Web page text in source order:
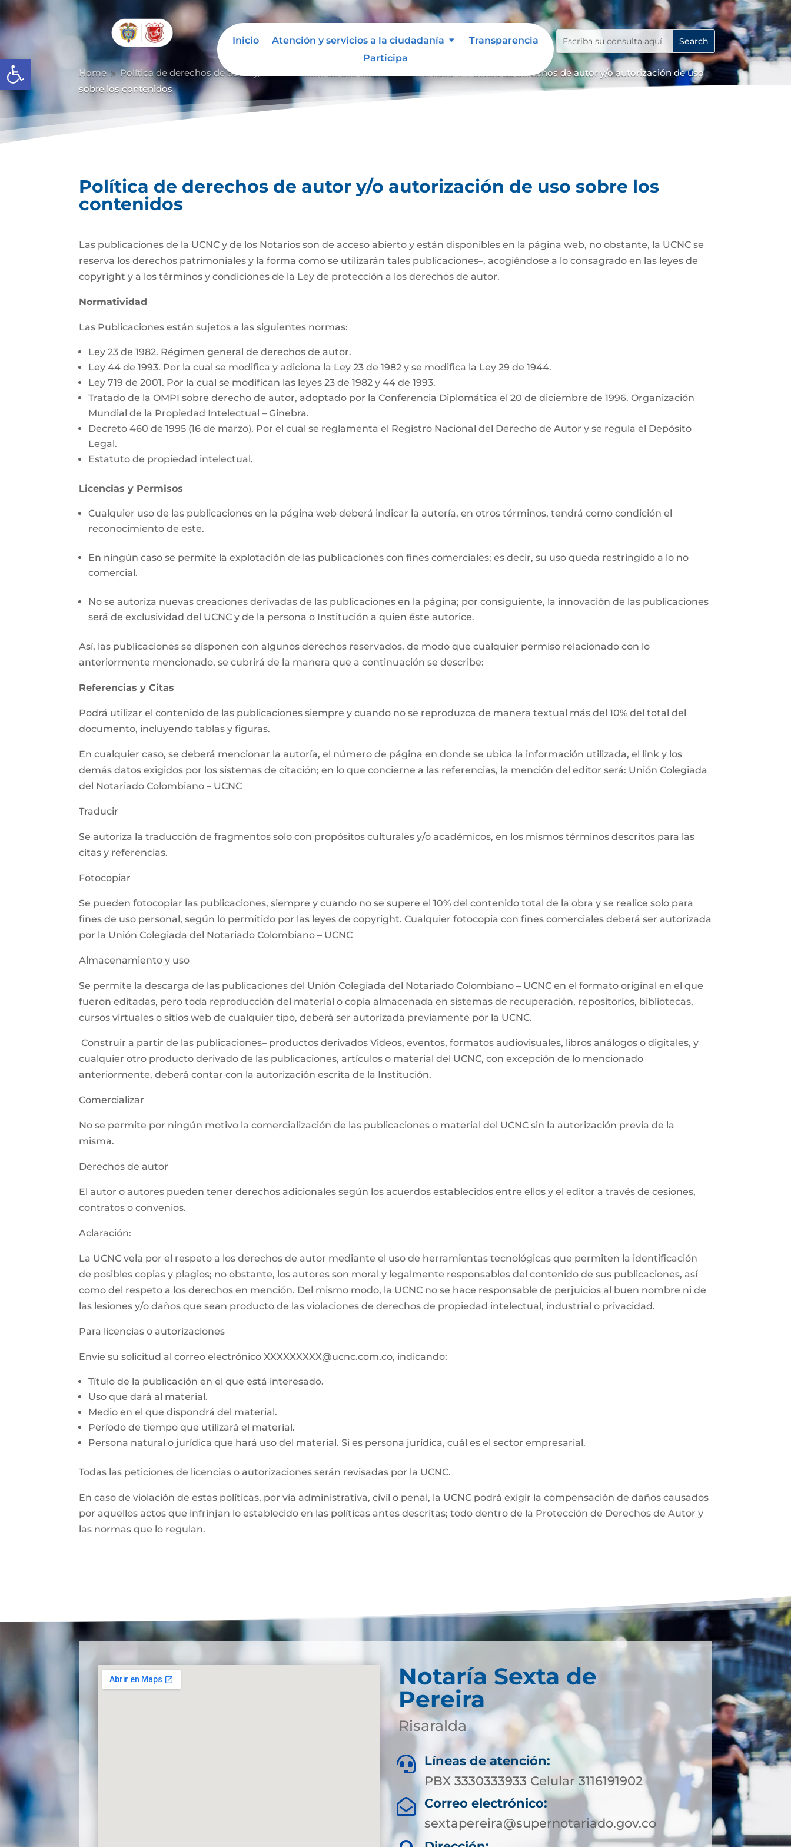
Abrir barra de herramientas
Inicio Atención y servicios a la ciudadanía
Transparencia
Participa
Home 9 Política de derechos de autor y/
Política de derechos de autor y/o autorización de uso
sobre los contenidos
Política de derechos de autor y/o autorización de uso sobre los
contenidos
Las publicaciones de la UCNC y de los Notarios son de acceso abierto y están disponibles en la página web, no obstante, la UCNC se
reserva los derechos patrimoniales y la forma como se utilizarán tales publicaciones–, acogiéndose a lo consagrado en las leyes de
copyright y a los términos y condiciones de la Ley de protección a los derechos de autor.
Normatividad
Las Publicaciones están sujetos a las siguientes normas:
Ley 23 de 1982. Régimen general de derechos de autor.
Ley 44 de 1993. Por la cual se modifica y adiciona la Ley 23 de 1982 y se modifica la Ley 29 de 1944.
Ley 719 de 2001. Por la cual se modifican las leyes 23 de 1982 y 44 de 1993.
Tratado de la OMPI sobre derecho de autor, adoptado por la Conferencia Diplomática el 20 de diciembre de 1996. Organización
Mundial de la Propiedad Intelectual – Ginebra.
Decreto 460 de 1995 (16 de marzo). Por el cual se reglamenta el Registro Nacional del Derecho de Autor y se regula el Depósito
Legal.
Estatuto de propiedad intelectual.
Licencias y Permisos
Cualquier uso de las publicaciones en la página web deberá indicar la autoría, en otros términos, tendrá como condición el
reconocimiento de este.
En ningún caso se permite la explotación de las publicaciones con fines comerciales; es decir, su uso queda restringido a lo no
comercial.
No se autoriza nuevas creaciones derivadas de las publicaciones en la página; por consiguiente, la innovación de las publicaciones
será de exclusividad del UCNC y de la persona o Institución a quien éste autorice.
Así, las publicaciones se disponen con algunos derechos reservados, de modo que cualquier permiso relacionado con lo
anteriormente mencionado, se cubrirá de la manera que a continuación se describe:
Referencias y Citas
Podrá utilizar el contenido de las publicaciones siempre y cuando no se reproduzca de manera textual más del 10% del total del
documento, incluyendo tablas y figuras.
En cualquier caso, se deberá mencionar la autoría, el número de página en donde se ubica la información utilizada, el link y los
demás datos exigidos por los sistemas de citación; en lo que concierne a las referencias, la mención del editor será: Unión Colegiada
del Notariado Colombiano – UCNC
Traducir
Se autoriza la traducción de fragmentos solo con propósitos culturales y/o académicos, en los mismos términos descritos para las
citas y referencias.
Fotocopiar
Se pueden fotocopiar las publicaciones, siempre y cuando no se supere el 10% del contenido total de la obra y se realice solo para
fines de uso personal, según lo permitido por las leyes de copyright. Cualquier fotocopia con fines comerciales deberá ser autorizada
por la Unión Colegiada del Notariado Colombiano – UCNC
Almacenamiento y uso
Se permite la descarga de las publicaciones del Unión Colegiada del Notariado Colombiano – UCNC en el formato original en el que
fueron editadas, pero toda reproducción del material o copia almacenada en sistemas de recuperación, repositorios, bibliotecas,
cursos virtuales o sitios web de cualquier tipo, deberá ser autorizada previamente por la UCNC.
Construir a partir de las publicaciones– productos derivados Videos, eventos, formatos audiovisuales, libros análogos o digitales, y
cualquier otro producto derivado de las publicaciones, artículos o material del UCNC, con excepción de lo mencionado
anteriormente, deberá contar con la autorización escrita de la Institución.
Comercializar
No se permite por ningún motivo la comercialización de las publicaciones o material del UCNC sin la autorización previa de la
misma.
Derechos de autor
El autor o autores pueden tener derechos adicionales según los acuerdos establecidos entre ellos y el editor a través de cesiones,
contratos o convenios.
Aclaración:
La UCNC vela por el respeto a los derechos de autor mediante el uso de herramientas tecnológicas que permiten la identificación
de posibles copias y plagios; no obstante, los autores son moral y legalmente responsables del contenido de sus publicaciones, así
como del respeto a los derechos en mención. Del mismo modo, la UCNC no se hace responsable de perjuicios al buen nombre ni de
las lesiones y/o daños que sean producto de las violaciones de derechos de propiedad intelectual, industrial o privacidad.
Para licencias o autorizaciones
Envíe su solicitud al correo electrónico XXXXXXXXX@ucnc.com.co, indicando:
Título de la publicación en el que está interesado.
Uso que dará al material.
Medio en el que dispondrá del material.
Período de tiempo que utilizará el material.
Persona natural o jurídica que hará uso del material. Si es persona jurídica, cuál es el sector empresarial.
Todas las peticiones de licencias o autorizaciones serán revisadas por la UCNC.
En caso de violación de estas políticas, por vía administrativa, civil o penal, la UCNC podrá exigir la compensación de daños causados
por aquellos actos que infrinjan lo establecido en las políticas antes descritas; todo dentro de la Protección de Derechos de Autor y
las normas que lo regulan.
Notaría Sexta de
Pereira
Risaralda

Líneas de atención:
PBX 3330333933 Celular 3116191902

Correo electrónico:
sextapereira@supernotariado.gov.co